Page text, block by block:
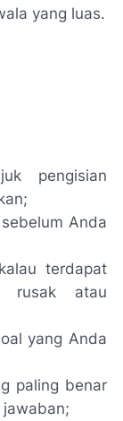
yang luas.
pengisian
Anda
terdapat
rusak atau
yang Anda
paling benar